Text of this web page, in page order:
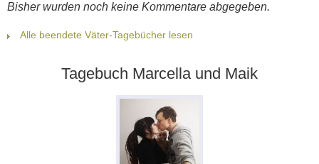
Bisher wurden noch keine Kommentare abgegeben.
Alle beendete Väter-Tagebücher lesen
Tagebuch Marcella und Maik